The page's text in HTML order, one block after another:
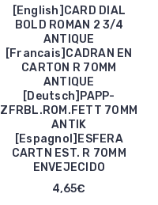
[English]CARD DIAL
BOLD ROMAN 2 3/4
ANTIQUE
[Francais]CADRAN EN
CARTON R 70MM
ANTIQUE
[Deutsch]PAPP-
ZFRBL.ROM.FETT 70MM
ANTIK
[Espagnol]ESFERA
CARTN EST. R 70MM
ENVEJECIDO
4,65€